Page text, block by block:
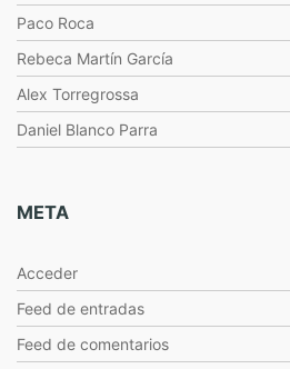
Paco Roca
Rebeca Martín García
Alex Torregrossa
Daniel Blanco Parra
META
Acceder
Feed de entradas
Feed de comentarios